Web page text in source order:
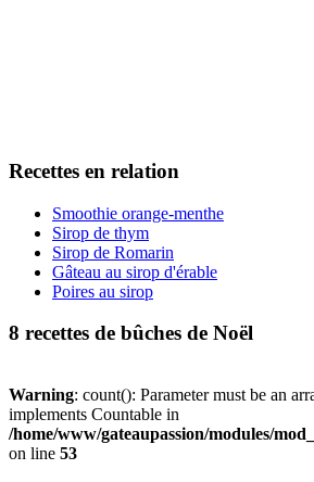
Recettes en relation
Smoothie orange-menthe
Sirop de thym
Sirop de Romarin
Gâteau au sirop d'érable
Poires au sirop
8 recettes de bûches de Noël
Warning: count(): Parameter must be an
implements Countable in
/home/www/gateaupassion/modules/
on line 53